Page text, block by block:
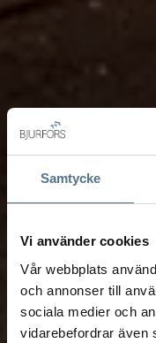
Samtycke
Vi använder cookies
Vår webbplats
och annonser till
sociala medier och
vidarebefordrar även